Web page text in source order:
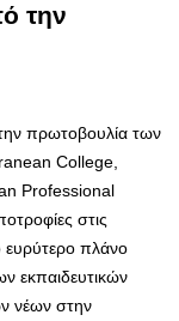
την
πρωτοβουλία των
College,
Professional
στις
ευρύτερο πλάνο
εκπαιδευτικών
νέων στην